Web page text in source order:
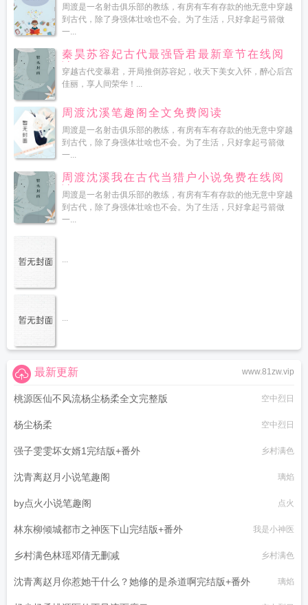
周渡是一名射击俱乐部的教练，有房有车有存款的他无意中穿越
到古代，除了身强体壮啥也不会。为了生活，只好拿起弓箭做
一...
秦昊苏容妃古代最强昏君最新章节在线阅
读
穿越古代变暴君，开局推倒苏容妃，收天下美女入怀，醉心后宫
佳丽，享人间荣华！...
周渡沈溪笔趣阁全文免费阅读
周渡是一名射击俱乐部的教练，有房有车有存款的他无意中穿越
到古代，除了身强体壮啥也不会。为了生活，只好拿起弓箭做
一...
周渡沈溪我在古代当猎户小说免费在线阅
读
周渡是一名射击俱乐部的教练，有房有车有存款的他无意中穿越
到古代，除了身强体壮啥也不会。为了生活，只好拿起弓箭做
一...
...
...
www.81zw.vip
最新更新
桃源医仙不风流杨尘杨柔全文完整版 空中烈日
杨尘杨柔 空中烈日
强子雯雯坏女婿1完结版+番外 乡村满色
沈青离赵月小说笔趣阁 璃焰
by点火小说笔趣阁 点火
林东柳倾城都市之神医下山完结版+番外 我是小神医
乡村满色林瑶邓倩无删减 乡村满色
沈青离赵月你惹她干什么？她修的是杀道啊完结版+番外 璃焰